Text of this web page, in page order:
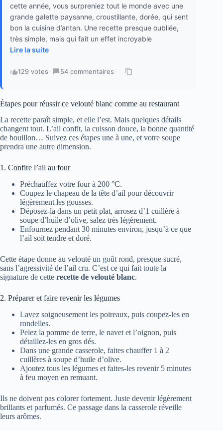
cette année, vous surpreniez tout le monde avec une
grande galette paysanne, croustillante, dorée, qui sent
bon la cuisine d’antan. Une recette presque oubliée,
très simple, mais qui fait un effet incroyable
Lire la suite
129 votes · 54 commentaires ·
Étapes pour réussir ce velouté blanc comme au restaurant
La recette paraît simple, et elle l’est. Mais quelques détails
changent tout. L’ail confit, la cuisson douce, la bonne quantité
de bouillon… Suivez ces étapes une à une, et votre soupe
prendra une autre dimension.
1. Confire l’ail au four
Préchauffez votre four à 200 °C.
Coupez le chapeau de la tête d’ail pour découvrir
légèrement les gousses.
Déposez-la dans un petit plat, arrosez d’1 cuillère à
soupe d’huile d’olive, salez très légèrement.
Enfournez pendant 30 minutes environ, jusqu’à ce que
l’ail soit tendre et doré.
Cette étape donne au velouté un goût rond, presque sucré,
sans l’agressivité de l’ail cru. C’est ce qui fait toute la
signature de cette recette de velouté blanc.
2. Préparer et faire revenir les légumes
Lavez soigneusement les poireaux, puis coupez-les en
rondelles.
Pelez la pomme de terre, le navet et l’oignon, puis
détaillez-les en gros dés.
Dans une grande casserole, faites chauffer 1 à 2
cuillères à soupe d’huile d’olive.
Ajoutez tous les légumes et faites-les revenir 5 minutes
à feu moyen en remuant.
Ils ne doivent pas colorer fortement. Juste devenir légèrement
brillants et parfumés. Ce passage dans la casserole réveille
leurs arômes.